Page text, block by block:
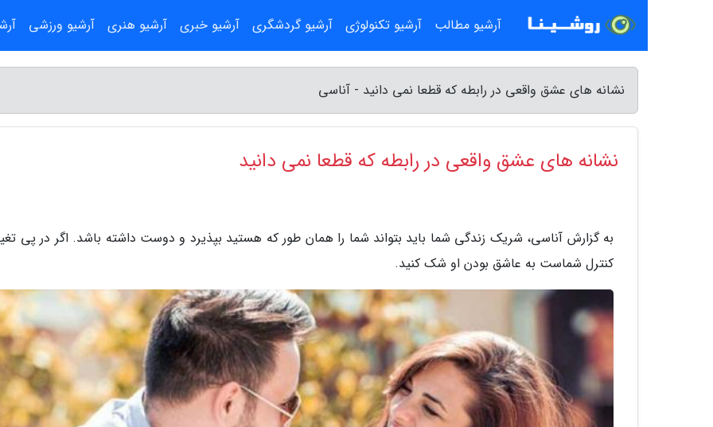
نشانه های عشق واقعی در رابطه که قطعا نمی دانید - آناسی
نشانه های عشق واقعی در رابطه که قطعا نمی دانید
به گزارش آناسی، شریک زندگی شما باید بتواند شما را همان طور که هستید بپذیرد و دوست داشته باشد. اگر در پی
کنترل شماست به عاشق بودن او شک کنید.
آرشیو مطالب آرشیو تکنولوژی آرشیو گردشگری آرشیو خبری آرشیو هنری آرشیو ورزشی